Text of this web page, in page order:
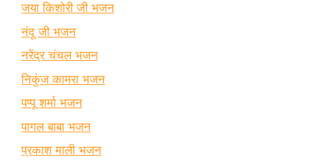
जया किशोरी जी भजन
नंदू जी भजन
नरेंद्र चंचल भजन
निकुंज कामरा भजन
पप्पू शर्मा भजन
पागल बाबा भजन
प्रकाश माली भजन